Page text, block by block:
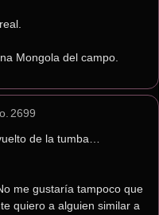
Mongola del campo.
2699
de la tumba…
me gustaría tampoco que
quiero a alguien similar a